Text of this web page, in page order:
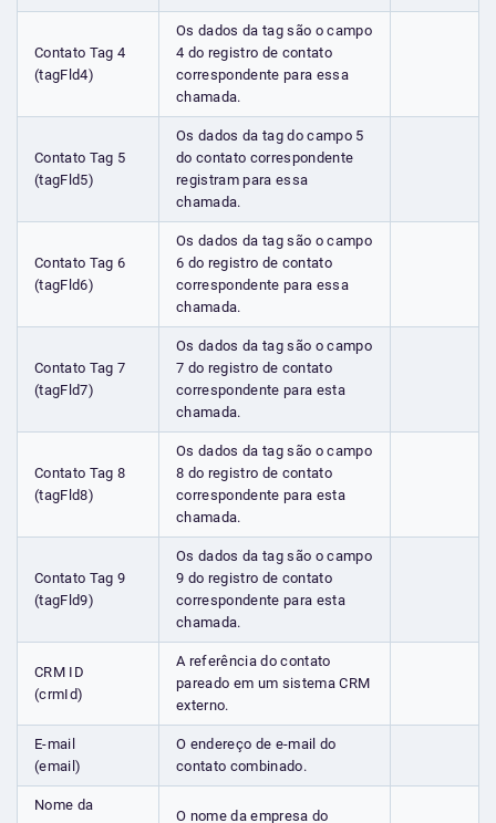
Contato Tag 4
(tagFld4)
Os dados da tag são o campo
4 do registro de contato
correspondente para essa
chamada.
Contato Tag 5
(tagFld5)
Os dados da tag do campo 5
do contato correspondente
registram para essa
chamada.
Contato Tag 6
(tagFld6)
Os dados da tag são o campo
6 do registro de contato
correspondente para essa
chamada.
Contato Tag 7
(tagFld7)
Os dados da tag são o campo
7 do registro de contato
correspondente para esta
chamada.
Contato Tag 8
(tagFld8)
Os dados da tag são o campo
8 do registro de contato
correspondente para esta
chamada.
Contato Tag 9
(tagFld9)
Os dados da tag são o campo
9 do registro de contato
correspondente para esta
chamada.
CRM ID
(crmId)
A referência do contato
pareado em um sistema CRM
externo.
E-mail
(email)
O endereço de e-mail do
contato combinado.
Nome da
O nome da empresa do